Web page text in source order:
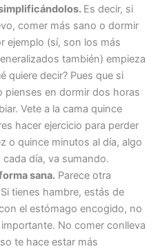
Es decir, si
comer más sano o dormir
ejemplo (sí, son los más
también) empieza
quiere decir? Pues que si
pienses en dormir dos horas
Vete a la cama quince
hacer ejercicio para perder
o quince minutos al día, algo
día, va sumando.
sana.Parece otra
tienes hambre, estás de
el estómago encogido, no
No comer conlleva
te hace estar más